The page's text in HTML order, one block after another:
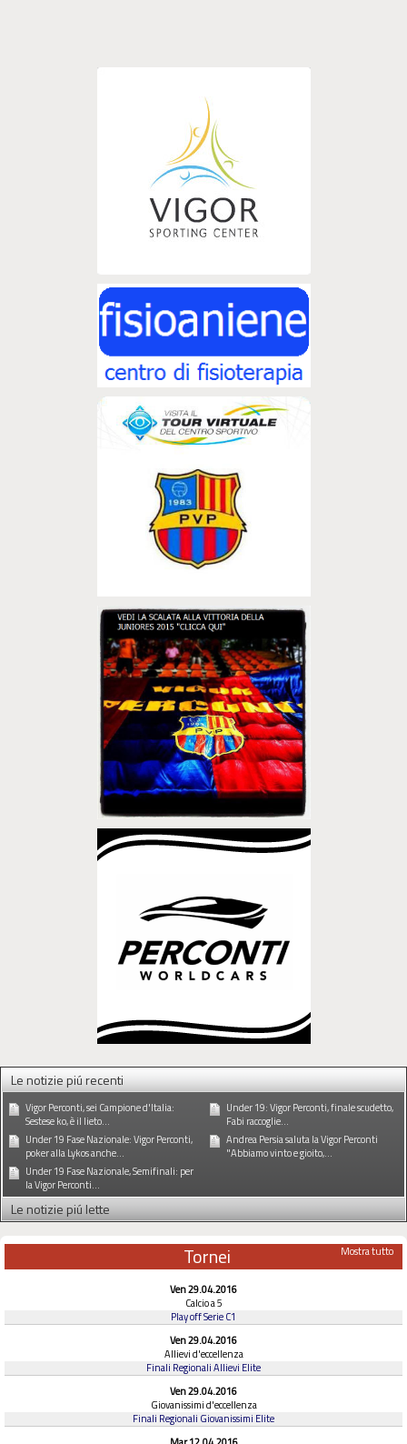
Le notizie piú recenti
Vigor Perconti, sei Campione d'Italia:
Sestese ko, è il lieto...
Under 19: Vigor Perconti, finale scudetto,
Fabi raccoglie...
Under 19 Fase Nazionale: Vigor Perconti,
poker alla Lykos anche...
Andrea Persia saluta la Vigor Perconti
"Abbiamo vinto e gioito,...
Under 19 Fase Nazionale, Semifinali: per
la Vigor Perconti...
Le notizie piú lette
Tornei Mostra tutto
Ven 29.04.2016
Calcio a 5
Play off Serie C1
Ven 29.04.2016
Allievi d'eccellenza
Finali Regionali Allievi Elite
Ven 29.04.2016
Giovanissimi d'eccellenza
Finali Regionali Giovanissimi Elite